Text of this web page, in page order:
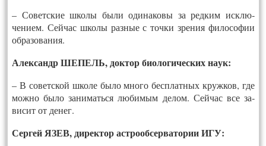
– Со­ветс­кие шко­лы бы­ли оди­нако­вы за ред­ким иск­лю­
чени­ем. Сей­час шко­лы раз­ные с точ­ки зре­ния фи­лосо­фии
об­ра­зова­ния.
Алек­сандр ШЕ­ПЕЛЬ, док­тор би­оло­гичес­ких на­ук:
– В со­ветс­кой шко­ле бы­ло мно­го бесп­лат­ных круж­ков, где
мож­но бы­ло за­нимать­ся лю­бимым де­лом. Сей­час все за­
висит от де­нег.
Сер­гей ЯЗЕВ, ди­рек­тор аст­ро­об­серва­тории ИГУ: